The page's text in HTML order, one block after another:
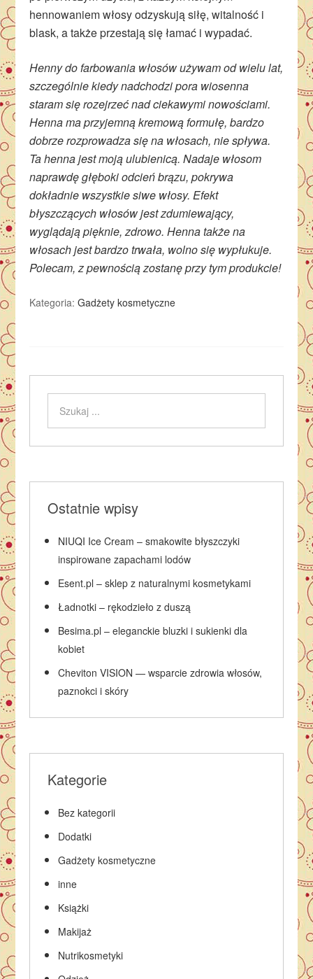
hennowaniem włosy odzyskują siłę, witalność i
blask, a także przestają się łamać i wypadać.
Henny do farbowania włosów używam od wielu lat,
szczególnie kiedy nadchodzi pora wiosenna
staram się rozejrzeć nad ciekawymi nowościami.
Henna ma przyjemną kremową formułę, bardzo
dobrze rozprowadza się na włosach, nie spływa.
Ta henna jest moją ulubienicą. Nadaje włosom
naprawdę głęboki odcień brązu, pokrywa
dokładnie wszystkie siwe włosy. Efekt
błyszczących włosów jest zdumiewający,
wyglądają pięknie, zdrowo. Henna także na
włosach jest bardzo trwała, wolno się wypłukuje.
Polecam, z pewnością zostanę przy tym produkcie!
Kategoria:Gadżety kosmetyczne
Ostatnie wpisy
NIUQI Ice Cream – smakowite błyszczyki
inspirowane zapachami lodów
Esent.pl – sklep z naturalnymi kosmetykami
Ładnotki – rękodzieło z duszą
Besima.pl – eleganckie bluzki i sukienki dla
kobiet
Cheviton VISION — wsparcie zdrowia włosów,
paznokci i skóry
Kategorie
Bez kategorii
Dodatki
Gadżety kosmetyczne
inne
Książki
Makijaż
Nutrikosmetyki